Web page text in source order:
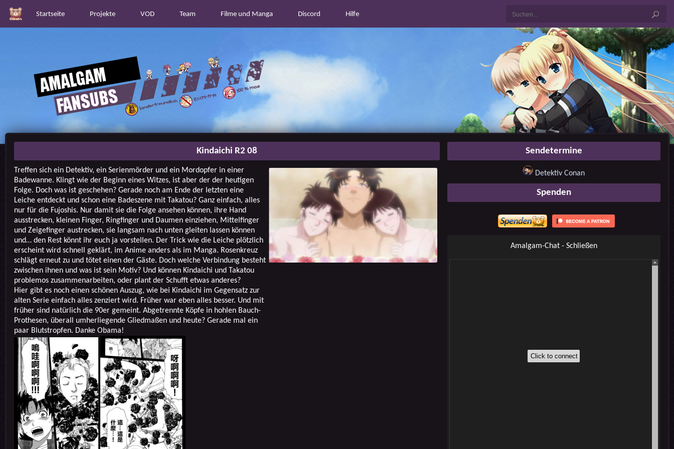
Startseite Projekte VOD Team Filme und Manga Discord Hilfe
Kindaichi R2 08
Treffen sich ein Detektiv, ein Serienmörder und ein Mordopfer in einer
Badewanne. Klingt wie der Beginn eines Witzes, ist aber der der heutigen
Folge. Doch was ist geschehen? Gerade noch am Ende der letzten eine
Leiche entdeckt und schon eine Badeszene mit Takatou? Ganz einfach, alles
nur für die Fujoshis. Nur damit sie die Folge ansehen können, ihre Hand
ausstrecken, kleinen Finger, Ringfinger und Daumen einziehen, Mittelfinger
und Zeigefinger austrecken, sie langsam nach unten gleiten lassen können
und… den Rest könnt ihr euch ja vorstellen. Der Trick wie die Leiche plötzlich
erscheint wird schnell geklärt, im Anime anders als im Manga. Rosenkreuz
schlägt erneut zu und tötet einen der Gäste. Doch welche Verbindung besteht
zwischen ihnen und was ist sein Motiv? Und können Kindaichi und Takatou
problemos zusammenarbeiten, oder plant der Schufft etwas anderes?
Hier gibt es noch einen schönen Auszug, wie bei Kindaichi im Gegensatz zur
alten Serie einfach alles zenziert wird. Früher war eben alles besser. Und mit
früher sind natürlich die 90er gemeint. Abgetrennte Köpfe in hohlen Bauch-
Prothesen, überall umherliegende Gliedmaßen und heute? Gerade mal ein
paar Blutstropfen. Danke Obama!
Sendetermine
Detektiv Conan
Spenden
Amalgam-Chat - Schließen